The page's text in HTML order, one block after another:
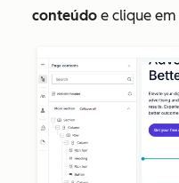
conteúdo e clique em